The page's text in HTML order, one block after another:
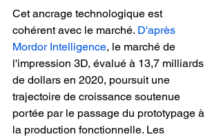
Cet ancrage technologique est
cohérent avec le marché. D'après
Mordor Intelligence, le marché de
l'impression 3D, évalué à 13,7 milliards
de dollars en 2020, poursuit une
trajectoire de croissance soutenue
portée par le passage du prototypage à
la production fonctionnelle. Les